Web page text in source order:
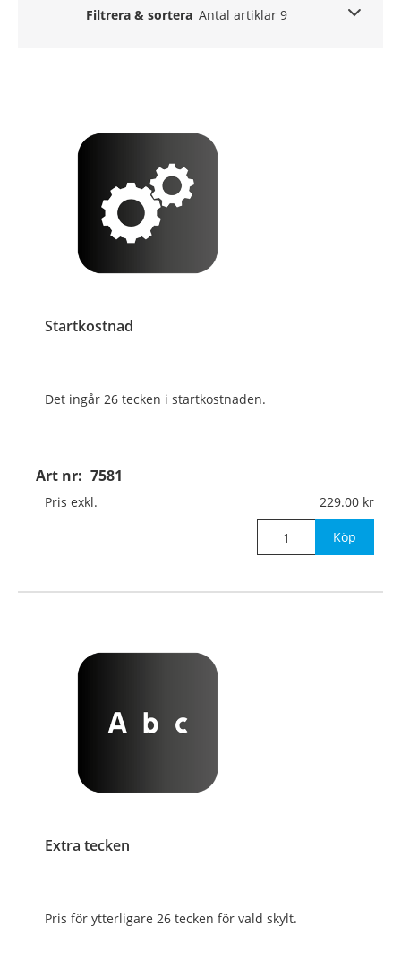
Filtrera & sortera Antal artiklar 9
Startkostnad
Art nr: 7581
Det ingår 26 tecken i startkostnaden.
Pris exkl. 229.00
Köp
Extra tecken
Pris för ytterligare 26 tecken för vald skylt.